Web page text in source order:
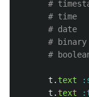
#
# time
# date
# binary
#
t . text
t . text